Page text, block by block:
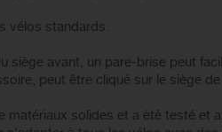
vélos standards.
siège avant, un pare-brise peut
peut être cliqué sur le siège
solides et a été testé et